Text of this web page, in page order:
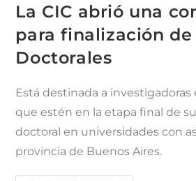
La CIC abrió una
para finalización de
Doctorales
Está destinada a
que estén en la etapa final de
doctoral en universidades con
provincia de Buenos Aires.